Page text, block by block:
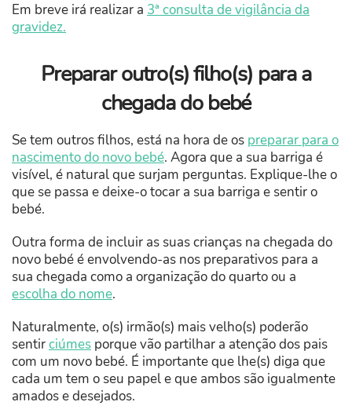
Em breve irá realizar a 3ª consulta de vigilância da
gravidez.
Preparar outro(s) filho(s) para a
chegada do bebé
Se tem outros filhos, está na hora de os preparar para o
nascimento do novo bebé. Agora que a sua barriga é
visível, é natural que surjam perguntas. Explique-lhe o
que se passa e deixe-o tocar a sua barriga e sentir o
bebé.
Outra forma de incluir as suas crianças na chegada do
novo bebé é envolvendo-as nos preparativos para a
sua chegada como a organização do quarto ou a
escolha do nome.
Naturalmente, o(s) irmão(s) mais velho(s) poderão
sentirciúmes porque vão partilhar a atenção dos pais
com um novo bebé. É importante que lhe(s) diga que
cada um tem o seu papel e que ambos são igualmente
amados e desejados.